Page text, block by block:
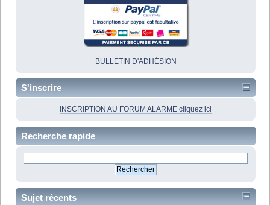
BULLETIN D'ADHÉSION
S'inscrire
INSCRIPTION AU FORUM ALARME cliquez ici
Recherche rapide
Sujet récents